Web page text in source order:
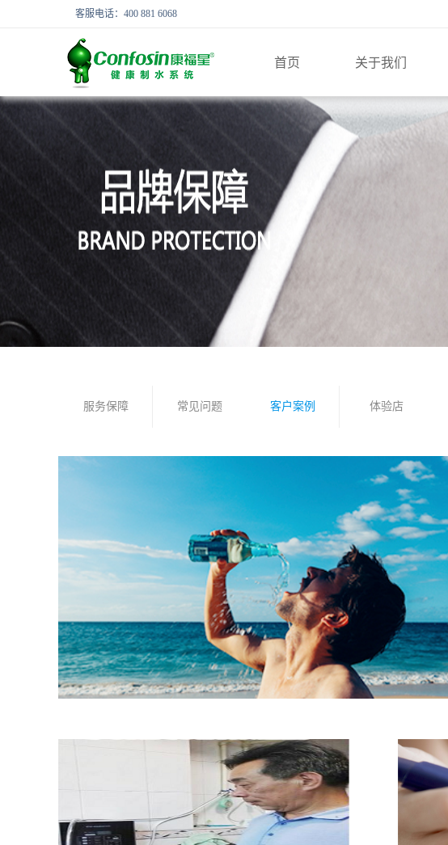
客服电话：400 881 6068
首页 关于我们
服务保障 常见问题 客户案例 体验店